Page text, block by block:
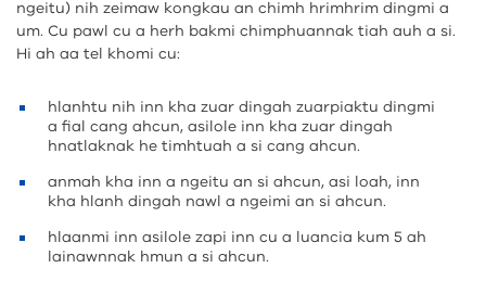
ngeitu) nih zeimaw kongkau an chimh hrimhrim dingmi a
um. Cu pawl cu a herh bakmi chimphuannak tiah auh a si.
Hi ah aa tel khomi cu:
hlanhtu nih inn kha zuar dingah zuarpiaktu dingmi
a fial cang ahcun, asilole inn kha zuar dingah
hnatlaknak he timhtuah a si cang ahcun.
anmah kha inn a ngeitu an si ahcun, asi loah, inn
kha hlanh dingah nawl a ngeimi an si ahcun.
hlaanmi inn asilole zapi inn cu a luancia kum 5 ah
lainawnnak hmun a si ahcun.